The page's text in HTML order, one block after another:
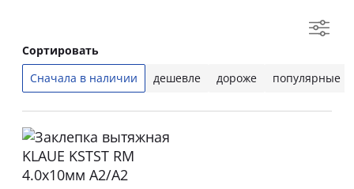
Сортировать
Сначала в наличии
дешевле дороже популярные